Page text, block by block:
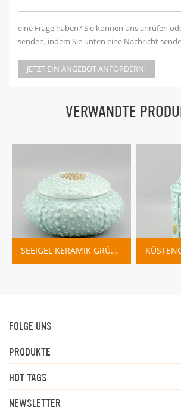
eine Frage haben? Sie können uns anrufen
senden, indem Sie unten eine Nachricht
JETZT EIN ANGEBOT ANFORDERN!
VERWANDTE
SEEIGEL KERAMIK GRÜN SCHMUCKSCHATULLE
FOLGE UNS
PRODUKTE
HOT TAGS
NEWSLETTER